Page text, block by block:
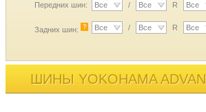
Передних шин: Все / Все R Все
Задних шин: ? Все / Все R Все
ШИНЫ YOKOHAMA